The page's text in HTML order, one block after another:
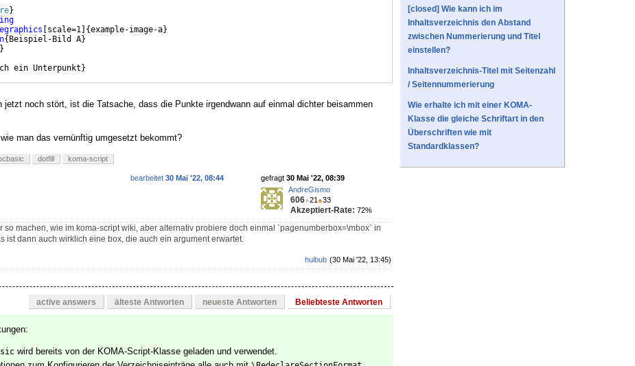
}
scale=1 {example-image-a}
{ Beispiel-Bild A}
}
ein Unterpunkt }
jetzt noch stört, ist die Tatsache, dass die Punkte irgendwann auf einmal dichter beisammen
man das vernünftig umgesetzt bekommt?
dotfill koma-script
gefragt 30 Mai '22, 08:39
AndreGismo
606●21 ●33
Akzeptiert-Rate: 72%
bearbeitet 30 Mai '22, 08:44
so machen, wie im koma-script wiki, aber alternativ probiere doch einmal ˋpagenumberbox=\mboxˋ in
ist dann auch wirklich eine box, die auch ein argument erwartet.
(30 Mai '22, 13:45)
huibub
active answers älteste Antworten neueste Antworten Beliebteste Antworten
wird bereits von der KOMA-Script-Klasse geladen und verwendet.
[closed] Wie kann ich im
Inhaltsverzeichnis den Abstand
zwischen Nummerierung und Titel
einstellen?
Inhaltsverzeichnis-Titel mit Seitenzahl
/ Seitennummerierung
Wie erhalte ich mit einer KOMA-
Klasse die gleiche Schriftart in den
Überschriften wie mit
Standardklassen?